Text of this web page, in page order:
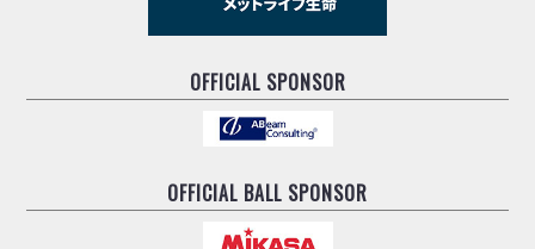
OFFICIAL SPONSOR
OFFICIAL BALL SPONSOR